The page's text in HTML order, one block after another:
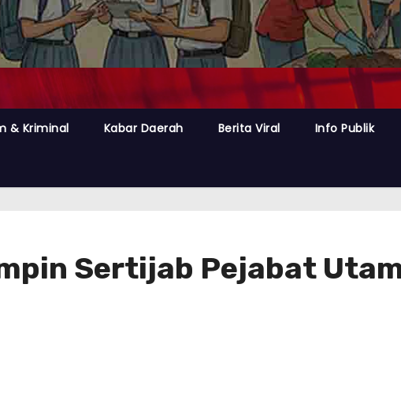
& Kriminal Kabar Daerah Berita Viral Info Publik
Sertijab Pejabat